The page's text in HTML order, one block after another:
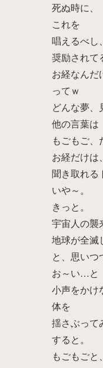
死ぬ時に、
これを
唱えるべし
奨励されて
お経なんだ
ってｗ
どんな夢、
他の言葉は
もごもご、
お経だけは
聞き取れる
いや～。
きっと。
宇宙人の襲
地球が全滅
と、思いつ
お～い…と
小声をかけ
体を
揺さぶって
すると。
もごもごと